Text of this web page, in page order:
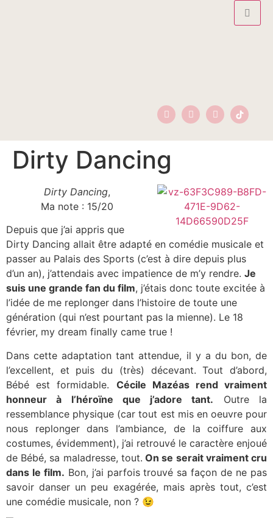
Dirty Dancing
Dirty Dancing,
Ma note : 15/20
Depuis que j’ai appris que
Dirty Dancing allait être adapté en comédie musicale et
passer au Palais des Sports (c’est à dire depuis plus
d’un an), j’attendais avec impatience de m’y rendre. Je
suis une grande fan du film, j’étais donc toute excitée à
l’idée de me replonger dans l’histoire de toute une
génération (qui n’est pourtant pas la mienne). Le 18
février, my dream finally came true !
Dans cette adaptation tant attendue, il y a du bon, de
l’excellent, et puis du (très) décevant. Tout d’abord,
Bébé est formidable. Cécile Mazéas rend vraiment
honneur à l’héroïne que j’adore tant. Outre la
ressemblance physique (car tout est mis en oeuvre pour
nous replonger dans l’ambiance, de la coiffure aux
costumes, évidemment), j’ai retrouvé le caractère enjoué
de Bébé, sa maladresse, tout. On se serait vraiment cru
dans le film. Bon, j’ai parfois trouvé sa façon de ne pas
savoir danser un peu exagérée, mais après tout, c’est
une comédie musicale, non ? 😉